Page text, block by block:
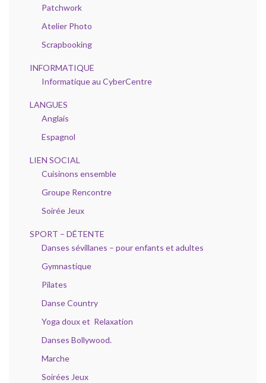
Patchwork
Atelier Photo
Scrapbooking
INFORMATIQUE
Informatique au CyberCentre
LANGUES
Anglais
Espagnol
LIEN SOCIAL
Cuisinons ensemble
Groupe Rencontre
Soirée Jeux
SPORT – DÉTENTE
Danses sévillanes – pour enfants et adultes
Gymnastique
Pilates
Danse Country
Yoga doux et Relaxation
Danses Bollywood.
Marche
Soirées Jeux